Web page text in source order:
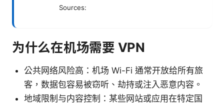
Sources:
为什么在机场需要 VPN
公共网络风险高：机场 Wi-Fi 通常开放给所有旅
客，数据包容易被窃听、劫持或注入恶意内容。
地域限制与内容控制：某些网站或应用在特定国